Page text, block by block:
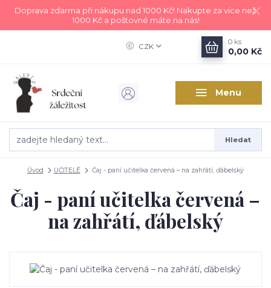
Doprava zdarma při nákupu nad 1000 Kč! Nakupte za více než
1000 Kč a poštovné máte na nás!
Menu
CZK
Hledat
0 ks
0,00 Kč
Úvod UČITELÉ Čaj - paní učitelka červená – na zahřátí, ďábelský
Čaj - paní učitelka červená –
na zahřátí, ďábelský